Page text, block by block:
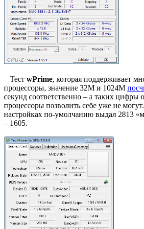
Тест wPrime, которая поддерживает
процессоры, значение 32M и 1024M
секунд соответственно – а таких цифры
процессоры позволить себе уже не могут.
настройках по-умолчанию выдал 2813
– 1605.